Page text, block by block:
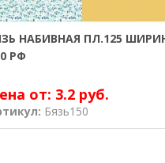
НАБИВНАЯ ПЛ.125
РФ
от: 3.2 руб.
Бязь150